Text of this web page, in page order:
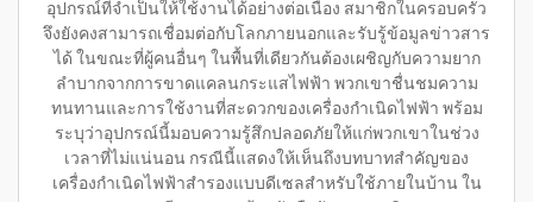
อุปกรณ์ที่จำเป็นให้ใช้งานได้อย่างต่อเนื่อง สมาชิกในครอบครัว
จึงยังคงสามารถเชื่อมต่อกับโลกภายนอกและรับรู้ข้อมูลข่าวสาร
ได้ ในขณะที่ผู้คนอื่นๆ ในพื้นที่เดียวกันต้องเผชิญกับความยาก
ลำบากจากการขาดแคลนกระแสไฟฟ้า พวกเขาชื่นชมความ
ทนทานและการใช้งานที่สะดวกของเครื่องกำเนิดไฟฟ้า พร้อม
ระบุว่าอุปกรณ์นี้มอบความรู้สึกปลอดภัยให้แก่พวกเขาในช่วง
เวลาที่ไม่แน่นอน กรณีนี้แสดงให้เห็นถึงบทบาทสำคัญของ
เครื่องกำเนิดไฟฟ้าสำรองแบบดีเซลสำหรับใช้ภายในบ้าน ใน